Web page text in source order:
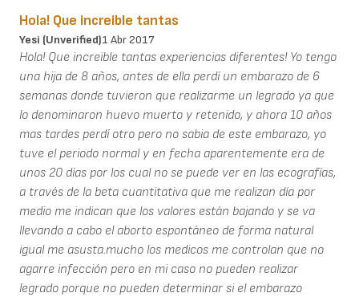
Hola! Que increible tantas
Yesi (unverified)1 Abr 2017
Hola! Que increible tantas experiencias diferentes! Yo tengo
una hija de 8 años, antes de ella perdí un embarazo de 6
semanas donde tuvieron que realizarme un legrado ya que
lo denominaron huevo muerto y retenido, y ahora 10 años
mas tardes perdí otro pero no sabia de este embarazo, yo
tuve el periodo normal y en fecha aparentemente era de
unos 20 días por los cual no se puede ver en las ecografías,
a través de la beta cuantitativa que me realizan día por
medio me indican que los valores están bajando y se va
llevando a cabo el aborto espontáneo de forma natural
igual me asusta.mucho los medicos me controlan que no
agarre infección pero en mi caso no pueden realizar
legrado porque no pueden determinar si el embarazo